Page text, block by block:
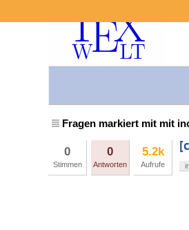
Fragen markiert mit mit
0
Stimmen
0
Antworten
5.2k
Aufrufe